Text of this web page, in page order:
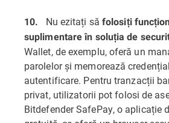
10. Nu ezitați să folosiți
suplimentare în soluția de
Wallet, de exemplu, oferă un
parolelor și memorează
autentificare. Pentru tranzacții
privat, utilizatorii pot folosi de
Bitdefender SafePay, o aplicație